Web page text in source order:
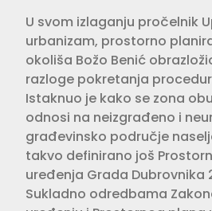
U svom izlaganju pročelnik
urbanizam, prostorno
okoliša Božo Benić
razloge pokretanja
Istaknuo je kako se zona
odnosi na neizgrađeno i
građevinsko područje
takvo definirano još
uređenja Grada Dubrovnika
Sukladno odredbama